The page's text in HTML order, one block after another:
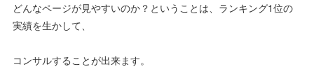
どんなページが見やすいのか？ということは、ランキング1位の
実績を生かして、
コンサルすることが出来ます。